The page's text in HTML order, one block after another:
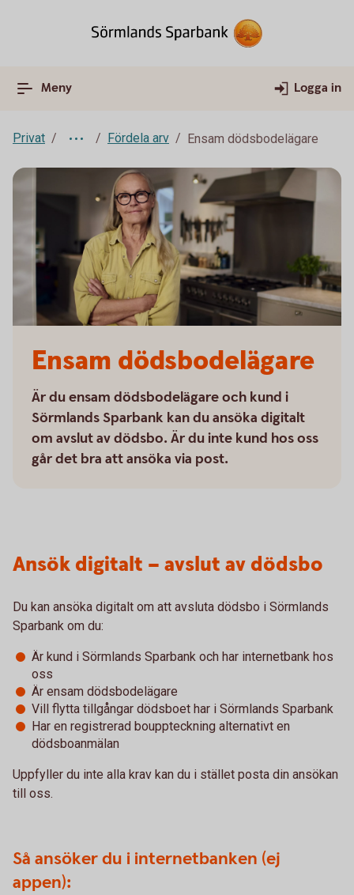
Meny Logga in
Privat Fördela arv Ensam dödsbodelägare
Ensam dödsbodelägare
Är du ensam dödsbodelägare och kund i
Sörmlands Sparbank kan du ansöka digitalt
om avslut av dödsbo. Är du inte kund hos oss
går det bra att ansöka via post.
Ansök digitalt – avslut av dödsbo
Du kan ansöka digitalt om att avsluta dödsbo i Sörmlands
Sparbank om du:
Är kund i Sörmlands Sparbank och har internetbank hos
oss
Är ensam dödsbodelägare
Vill flytta tillgångar dödsboet har i Sörmlands Sparbank
Har en registrerad bouppteckning alternativt en
dödsboanmälan
Uppfyller du inte alla krav kan du i stället posta din ansökan
till oss.
Så ansöker du i internetbanken (ej
appen):